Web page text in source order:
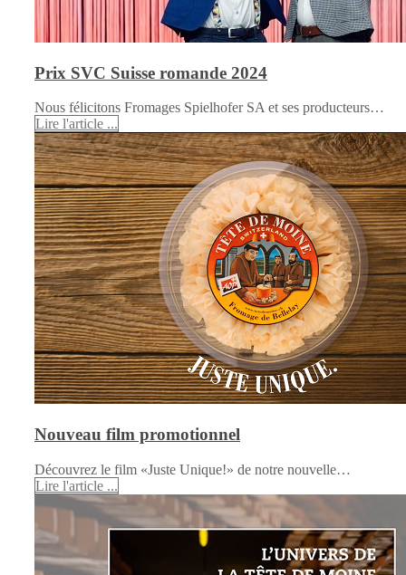
Prix SVC Suisse romande 2024
Nous félicitons Fromages Spielhofer SA et ses producteurs…
Lire l'article ...
Nouveau film promotionnel
Découvrez le film «Juste Unique!» de notre nouvelle…
Lire l'article ...